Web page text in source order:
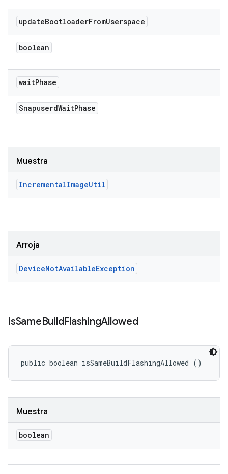
updateBootloaderFromUserspace
boolean
waitPhase
SnapuserdWaitPhase
Muestra
IncrementalImageUtil
Arroja
DeviceNotAvailableException
isSameBuildFlashingAllowed
public boolean isSameBuildFlashingAllowed ()
Muestra
boolean